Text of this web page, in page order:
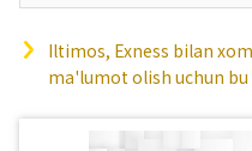
Iltimos, Exness bilan
ma'lumot olish uchun